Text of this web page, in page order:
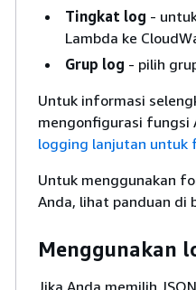
Tingkat log -
Lambda ke
Grup log - pilih
Untuk informasi
mengonfigurasi fungsi
logging lanjutan untuk
Untuk menggunakan
Anda, lihat panduan di
Menggunakan
Jika Anda memilih